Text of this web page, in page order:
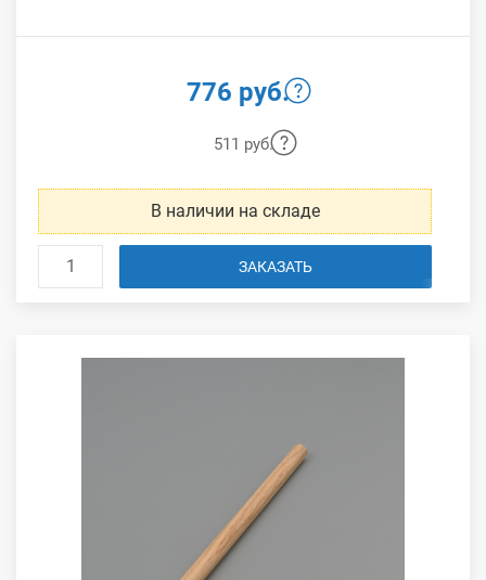
776 руб.
511 руб.
В наличии на складе
ЗАКАЗАТЬ